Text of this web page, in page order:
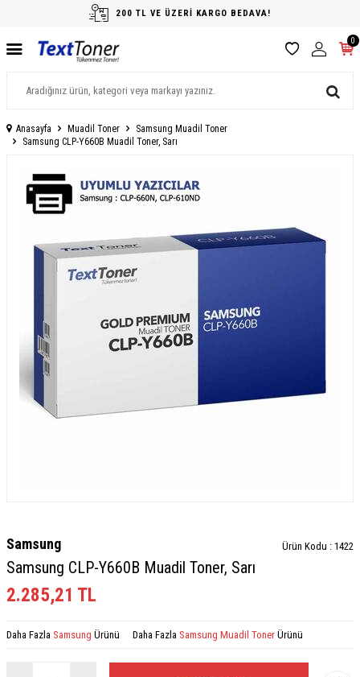
200 TL VE ÜZERİ KARGO BEDAVA!
0
Anasayfa Muadil Toner
Samsung Muadil Toner
Samsung CLP-Y660B Muadil Toner, Sarı
Samsung Ürün Kodu : 1422
Samsung CLP-Y660B Muadil Toner, Sarı
2.285,21 TL
Daha Fazla Samsung Ürünü Daha Fazla Samsung Muadil Toner Ürünü